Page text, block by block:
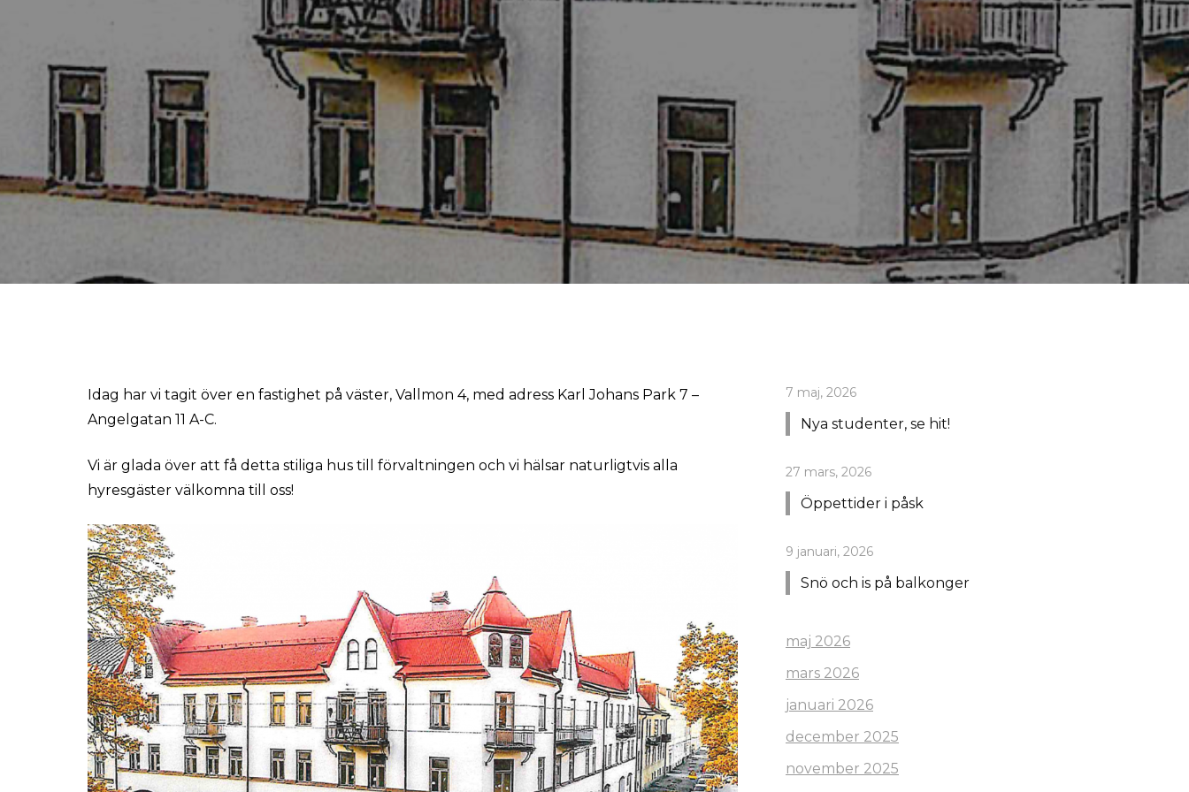
Idag har vi tagit över en fastighet på väster, Vallmon 4, med adress Karl Johans Park 7 –
Angelgatan 11 A-C.
Vi är glada över att få detta stiliga hus till förvaltningen och vi hälsar naturligtvis alla
hyresgäster välkomna till oss!
Nya studenter, se hit!
7 maj, 2026
Öppettider i påsk
27 mars, 2026
Snö och is på balkonger
9 januari, 2026
maj 2026
mars 2026
januari 2026
december 2025
november 2025